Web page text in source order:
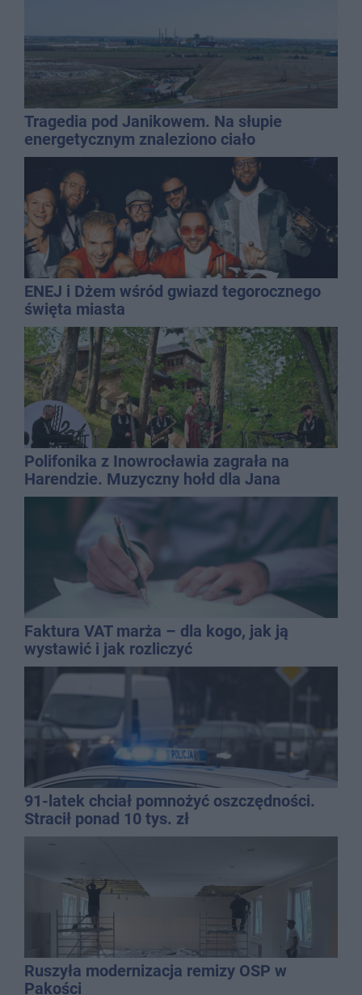
Tragedia pod Janikowem. Na słupie
energetycznym znaleziono ciało
mężczyzny
ENEJ i Dżem wśród gwiazd tegorocznego
święta miasta
Polifonika z Inowrocławia zagrała na
Harendzie. Muzyczny hołd dla Jana
Kasprowicza
Faktura VAT marża – dla kogo, jak ją
wystawić i jak rozliczyć
91-latek chciał pomnożyć oszczędności.
Stracił ponad 10 tys. zł
Ruszyła modernizacja remizy OSP w
Pakości